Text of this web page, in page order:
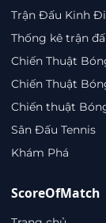
Trận Đấu Kinh
Thống kê trận
Chiến Thuật
Chiến Thuật
Chiến thuật
Sân Đấu Tennis
Khám Phá
ScoreOfMatch